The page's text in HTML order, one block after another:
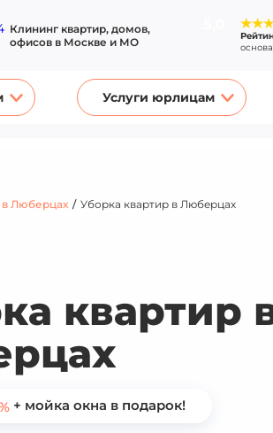
Клининг квартир, домов,
офисов в Москве и МО
Услуги юрлицам
Люберцах / Уборка квартир в Люберцах
квартир
+ мойка окна в подарок!